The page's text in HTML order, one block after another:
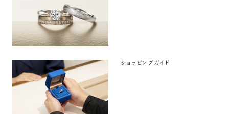
ショッピングガイド